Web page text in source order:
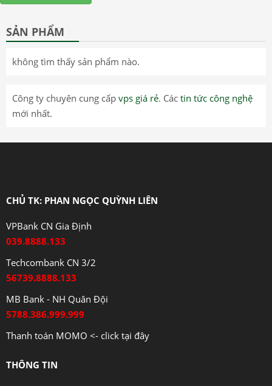
SẢN PHẨM
không tìm thấy sản phẩm nào.
Công ty chuyên cung cấp vps giá rẻ. Các tin tức công nghệ
mới nhất.
CHỦ TK: PHAN NGỌC QUỲNH LIÊN
VPBank CN Gia Định
039.8888.133
Techcombank CN 3/2
56739.8888.133
MB Bank - NH Quân Đội
5788.386.999.999
Thanh toán MOMO <- click tại đây
THÔNG TIN